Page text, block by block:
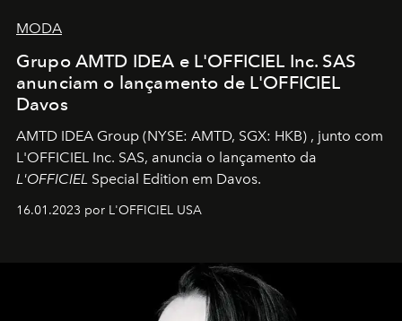
MODA
Grupo AMTD IDEA e L'OFFICIEL Inc. SAS
anunciam o lançamento de L'OFFICIEL
Davos
AMTD IDEA Group (NYSE: AMTD, SGX: HKB) , junto com
L'OFFICIEL Inc. SAS, anuncia o lançamento da
L'OFFICIEL Special Edition em Davos.
16.01.2023 por L'OFFICIEL USA